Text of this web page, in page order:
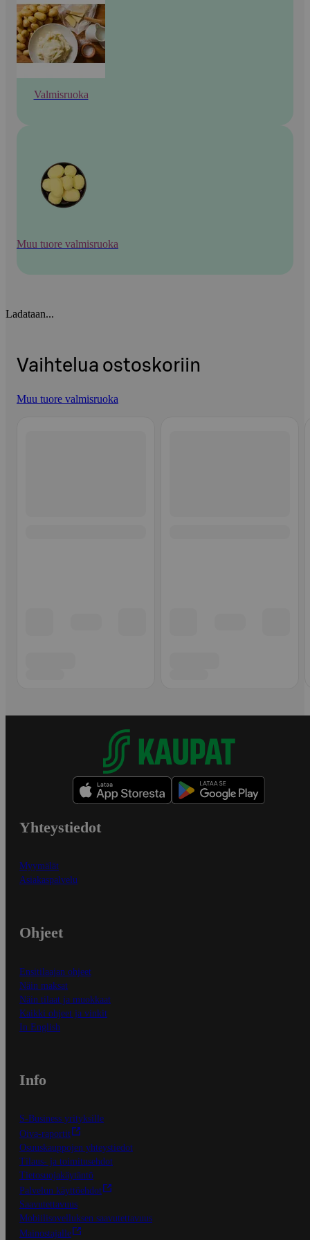
Valmisruoka
Muu tuore valmisruoka
Ladataan...
Vaihtelua ostoskoriin
Muu tuore valmisruoka
Yhteystiedot
Myymälät
Asiakaspalvelu
Ohjeet
Ensitilaajan ohjeet
Näin maksat
Näin tilaat ja muokkaat
Kaikki ohjeet ja vinkit
In English
Info
S-Business yrityksille
Oiva-raportit
Osuuskauppojen yhteystiedot
Tilaus- ja toimitusehdot
Tietosuojakäytäntö
Palvelun käyttöehdot
Saavutettavuus
Mobiilisovelluksen saavutettavuus
Mainostajalle